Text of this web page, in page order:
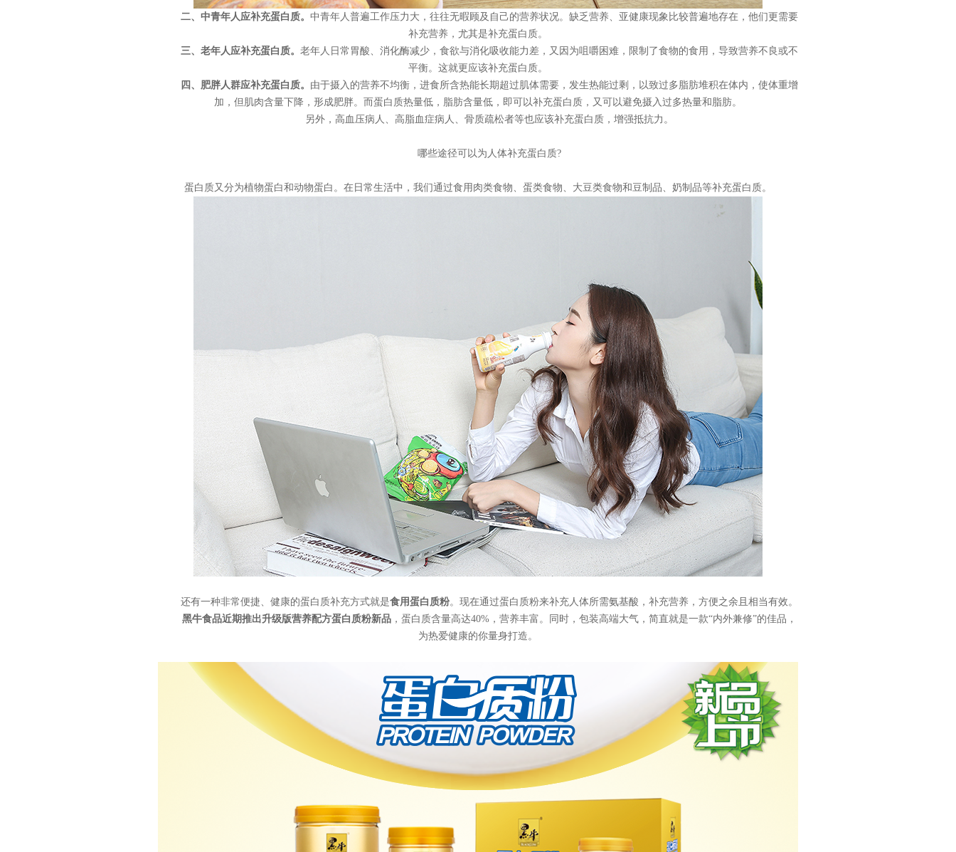
二、中青年人应补充蛋白质。 中青年人普遍工作压力大，往往无暇顾及自己的营养状况。缺乏营养、亚健康现象比较普遍地存在，他们更需要
补充营养，尤其是补充蛋白质。
三、老年人应补充蛋白质。 老年人日常胃酸、消化酶减少，食欲与消化吸收能力差，又因为咀嚼困难，限制了食物的食用，导致营养不良或不
平衡。这就更应该补充蛋白质。
四、肥胖人群应补充蛋白质。 由于摄入的营养不均衡，进食所含热能长期超过肌体需要，发生热能过剩，以致过多脂肪堆积在体内，使体重增
加，但肌肉含量下降，形成肥胖。而蛋白质热量低，脂肪含量低，即可以补充蛋白质，又可以避免摄入过多热量和脂肪。
另外，高血压病人、高脂血症病人、骨质疏松者等也应该补充蛋白质，增强抵抗力。
哪些途径可以为人体补充蛋白质?
蛋白质又分为植物蛋白和动物蛋白。在日常生活中，我们通过食用肉类食物、蛋类食物、大豆类食物和豆制品、奶制品等补充蛋白质。
还有一种非常便捷、健康的蛋白质补充方式就是食用蛋白质粉。现在通过蛋白质粉来补充人体所需氨基酸，补充营养，方便之余且相当有效。
黑牛食品近期推出升级版营养配方蛋白质粉新品 ，蛋白质含量高达40%，营养丰富。同时，包装高端大气，简直就是一款“内外兼修”的佳品，
为热爱健康的你量身打造。